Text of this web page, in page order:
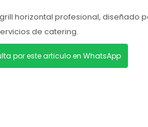
horizontal profesional, diseñado
de catering.
por este articulo en WhatsApp